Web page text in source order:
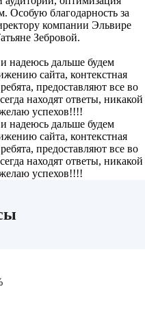
благодарность за
компании Эльвире
Зебровой.
надеюсь дальше будем
сайта, контекстная
предоставляют все во
находят ответы, никакой
успехов!!!!
надеюсь дальше будем
сайта, контекстная
предоставляют все во
находят ответы, никакой
успехов!!!!